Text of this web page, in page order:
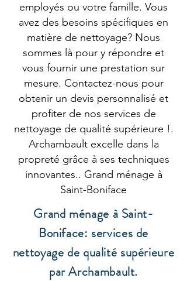
employés ou votre famille. Vous
avez des besoins spécifiques en
matière de nettoyage? Nous
sommes là pour y répondre et
vous fournir une prestation sur
mesure. Contactez-nous pour
obtenir un devis personnalisé et
profiter de nos services de
nettoyage de qualité supérieure !.
Archambault excelle dans la
propreté grâce à ses techniques
innovantes.. Grand ménage à
Saint-Boniface
Grand ménage à Saint-
Boniface: services de
nettoyage de qualité supérieure
par Archambault.